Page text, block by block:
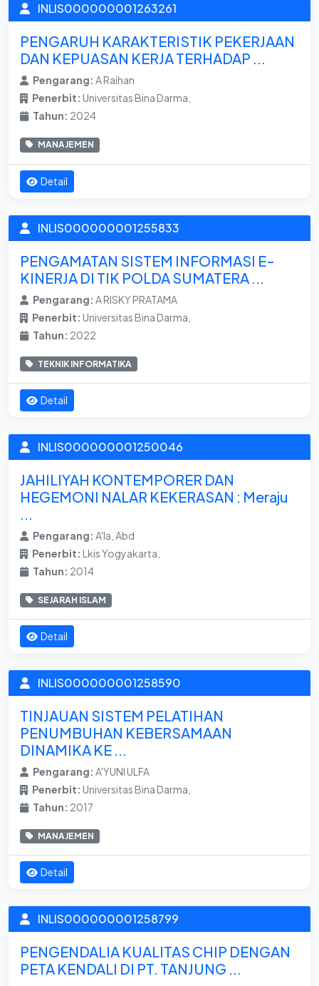
INLIS000000001263261
PENGARUH KARAKTERISTIK PEKERJAAN
DAN KEPUASAN KERJA TERHADAP ...
Pengarang: A Raihan
Penerbit: Universitas Bina Darma,
Tahun: 2024
MANAJEMEN
Detail
INLIS000000001255833
PENGAMATAN SISTEM INFORMASI E-
KINERJA DI TIK POLDA SUMATERA ...
Pengarang: A RISKY PRATAMA
Penerbit: Universitas Bina Darma,
Tahun: 2022
TEKNIK INFORMATIKA
Detail
INLIS000000001250046
JAHILIYAH KONTEMPORER DAN
HEGEMONI NALAR KEKERASAN : Meraju
Pengarang: A'la, Abd
Penerbit: Lkis Yogyakarta,
Tahun: 2014
SEJARAH ISLAM
Detail
INLIS000000001258590
TINJAUAN SISTEM PELATIHAN
PENUMBUHAN KEBERSAMAAN
DINAMIKA KE ...
Pengarang: A'YUNI ULFA
Penerbit: Universitas Bina Darma,
Tahun: 2017
MANAJEMEN
Detail
INLIS000000001258799
PENGENDALIA KUALITAS CHIP DENGAN
PETA KENDALI DI PT. TANJUNG ...